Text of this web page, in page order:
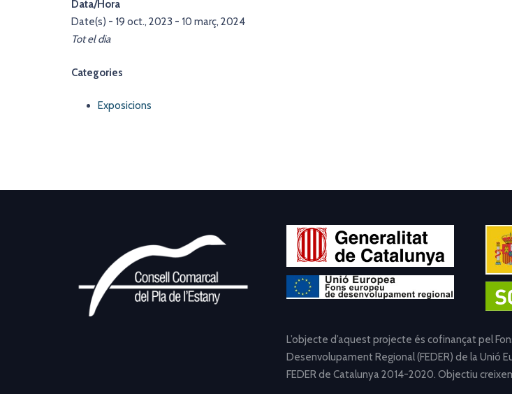
Data/Hora
Date(s) - 19 oct., 2023 - 10 març, 2024
Tot el dia
Categories
Exposicions
L’objecte d’aquest projecte és cofinançat pel
Desenvolupament Regional (FEDER) de la Unió
FEDER de Catalunya 2014-2020. Objectiu